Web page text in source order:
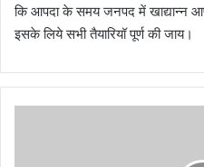
कि आपदा के समय जनपद में खाद्यान्न
इसके लिये सभी तैयारियॉ पूर्ण की जाय।